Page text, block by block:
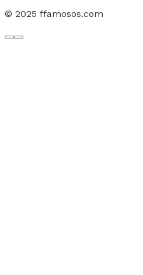
© 2025 ffamosos.com